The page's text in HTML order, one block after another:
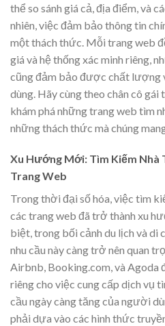
thể so sánh giá cả, địa điểm, và
nhiên, việc đảm bảo thông tin
một thách thức. Mỗi trang web
giá và hệ thống xác minh riêng,
cũng đảm bảo được chất lượng
dùng. Hãy cùng theo chân cô gái
khám phá những trang web tìm
những thách thức mà chúng
Xu Hướng Mới: Tìm Kiếm Nhà
Trang Web
Trong thời đại số hóa, việc tìm
các trang web đã trở thành xu
biệt, trong bối cảnh du lịch và di
nhu cầu này càng trở nên quan
Airbnb, Booking.com, và Agoda
riêng cho việc cung cấp dịch vụ
cầu ngày càng tăng của người
phải dựa vào các hình thức